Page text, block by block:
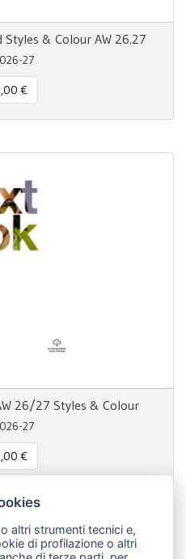
& Colour AW 26.27
27
€
26/27 Styles & Colour
27
€
altri strumenti tecnici e,
di profilazione o altri